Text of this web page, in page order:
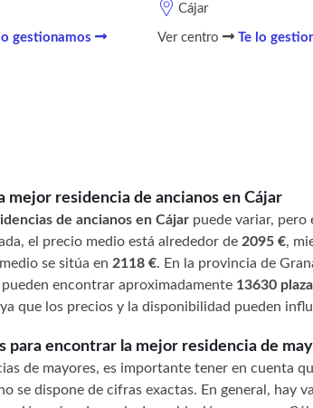
gestionamos
Cájar
Ver centro Te lo
mejor residencia de ancianos en Cájar
de ancianos en Cájar puede variar,
el precio medio está alrededor de 2095 €,
se sitúa en 2118 €. En la provincia de
encontrar aproximadamente 13630
que los precios y la disponibilidad pueden
para encontrar la mejor residencia de
de mayores, es importante tener en cuenta
se dispone de cifras exactas. En general, hay